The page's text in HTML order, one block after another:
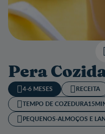
Pera
4-6 MESES RECEITA
TEMPO DE COZEDURA​
PEQUENOS-ALMOÇOS E